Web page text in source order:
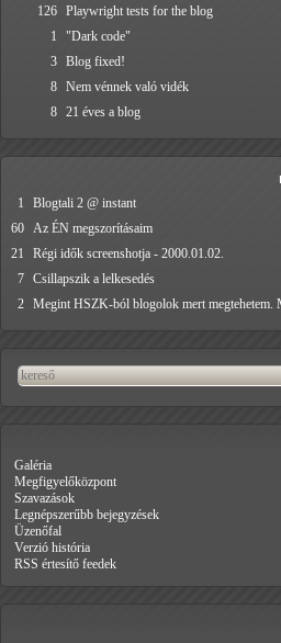
126 Playwright tests for the blog
1
"Dark code"
3 Blog fixed!
8 Nem vénnek való vidék
8 21 éves a blog
1
Blogtali 2 @ instant
60 Az ÉN megszorításaim
21
Régi idők screenshotja - 2000.01.02.
7 Csillapszik a lelkesedés
2 Megint HSZK-ból blogolok mert
Galéria
Megfigyelőközpont
Szavazások
Legnépszerűbb bejegyzések
Üzenőfal
Verzió história
RSS értesítő feedek